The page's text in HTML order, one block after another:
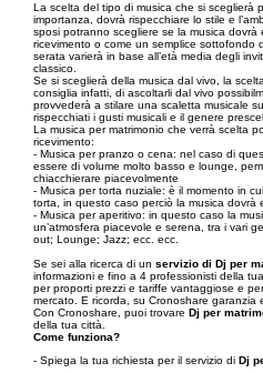
La scelta del tipo di musica che si sceglierà
importanza, dovrà rispecchiare lo stile e
sposi potranno scegliere se la musica
ricevimento o come un semplice sottofondo
serata varierà in base all’età media degli
classico.
Se si sceglierà della musica dal vivo, la
consiglia infatti, di ascoltarli dal vivo
provvederà a stilare una scaletta musicale
rispecchiati i gusti musicali e il genere
La musica per matrimonio che verrà scelta
ricevimento:
- Musica per pranzo o cena: nel caso di
essere di volume molto basso e lounge,
chiacchierare piacevolmente
- Musica per torta nuziale: è il momento in
torta, in questo caso perciò la musica dovrà
- Musica per aperitivo: in questo caso la
un’atmosfera piacevole e serena, tra i vari
out; Lounge; Jazz; ecc. ecc.
Se sei alla ricerca di un servizio di Dj per
informazioni e fino a 4 professionisti della
per proporti prezzi e tariffe vantaggiose e
mercato. E ricorda, su Cronoshare garanzia
Con Cronoshare, puoi trovare Dj per
della tua città.
Come funziona?
- Spiega la tua richiesta per il servizio di Dj